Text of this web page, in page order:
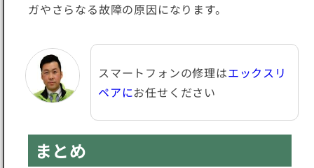
ガやさらなる故障の原因になります。
スマートフォンの修理はエックスリ
ペアにお任せください
まとめ